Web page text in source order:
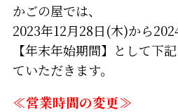
かごの屋では、
2023年12月28日(木)から
【年末年始期間】として下
ていただきます。
≪営業時間の変更≫